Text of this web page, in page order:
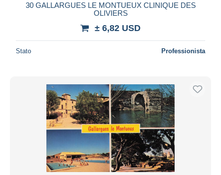
30 GALLARGUES LE MONTUEUX CLINIQUE DES
OLIVIERS
± 6,82 USD
Stato Professionista